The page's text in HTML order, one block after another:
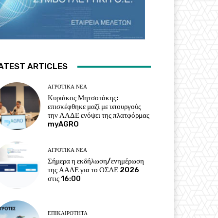
ARTICLES
ΑΓΡΟΤΙΚΆ ΝΈΑ
Κυριάκος Μητσοτάκης:
επισκέφθηκε μαζί με υπουργούς
την ΑΑΔΕ ενόψει της πλατφόρμας
myAGRO
ΑΓΡΟΤΙΚΆ ΝΈΑ
Σήμερα η εκδήλωση/ενημέρωση
της ΑΑΔΕ για το ΟΣΔΕ 2026
στις 16:00
ΕΠΙΚΑΙΡΌΤΗΤΑ